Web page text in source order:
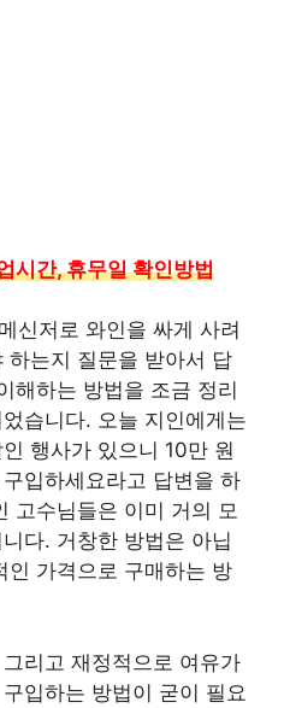
시간, 휴무일 확인방법
신저로 와인을 싸게 사려
하는지 질문을 받아서 답
해하는 방법을 조금 정리
습니다. 오늘 지인에게는
행사가 있으니 10만 원
입하세요라고 답변을 하
고수님들은 이미 거의 모
다. 거창한 방법은 아닙
인 가격으로 구매하는 방
리고 재정적으로 여유가
입하는 방법이 굳이 필요